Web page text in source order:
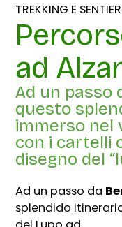
TREKKING E
ad
Ad un passo
questo
immerso nel
con i cartelli
disegno del
Ad un passo da
splendido